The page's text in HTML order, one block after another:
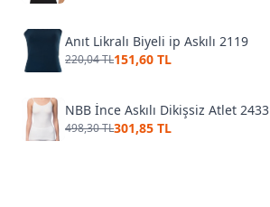
Anıt Likralı Biyeli ip Askılı 2119
220,04 TL151,60 TL
NBB İnce Askılı Dikişsiz Atlet 2433
498,30 TL301,85 TL